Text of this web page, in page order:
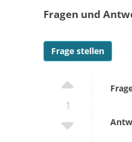
Fragen und
Frage stellen
1